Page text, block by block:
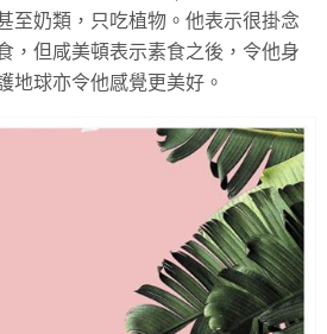
至奶類，只吃植物。他表示很掛念
，但咸美頓表示素食之後，令他身
地球亦令他感覺更美好。